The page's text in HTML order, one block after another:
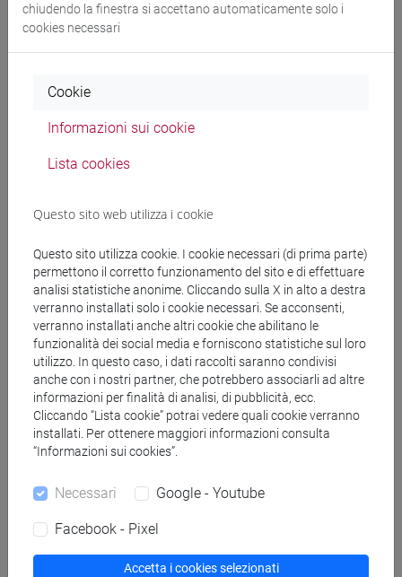
Docenti
Lezione
Materiali didattici
Materiali su Moodle
Corsi di studio e percorsi
[LT10] LINGUE, CIVILTÀ E SCIENZE DEL
LINGUAGGIO - Laurea
percorso comune
Mutua da
LINGUA SPAGNOLA 1 [LT0051]
chiudendo la finestra si accettano automaticamente solo i
cookies necessari
Cookie
Informazioni sui cookie
Lista cookies
Questo sito web utilizza i cookie
Questo sito utilizza cookie. I cookie necessari (di prima parte)
permettono il corretto funzionamento del sito e di effettuare
analisi statistiche anonime. Cliccando sulla X in alto a destra
verranno installati solo i cookie necessari. Se acconsenti,
verranno installati anche altri cookie che abilitano le
funzionalità dei social media e forniscono statistiche sul loro
utilizzo. In questo caso, i dati raccolti saranno condivisi
anche con i nostri partner, che potrebbero associarli ad altre
informazioni per finalità di analisi, di pubblicità, ecc.
Cliccando “Lista cookie” potrai vedere quali cookie verranno
installati. Per ottenere maggiori informazioni consulta
“Informazioni sui cookies”.
Necessari Google - Youtube
Facebook - Pixel
Accetta i cookies selezionati